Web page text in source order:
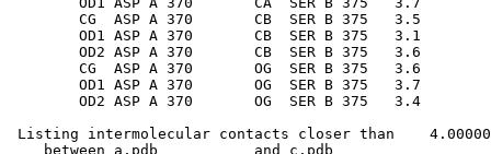
Listing intermolecular contacts closer than
between a.pdb           and c.pdb